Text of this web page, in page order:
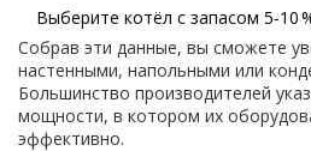
Выберите котёл с запасом 5‑10
Собрав эти данные, вы сможете
настенными, напольными или
Большинство производителей
мощности, в котором их
эффективно.